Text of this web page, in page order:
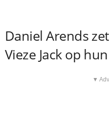
Daniel Arends
Vieze Jack op
▼